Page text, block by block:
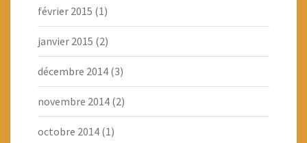
février 2015 (1)
janvier 2015 (2)
décembre 2014 (3)
novembre 2014 (2)
octobre 2014 (1)